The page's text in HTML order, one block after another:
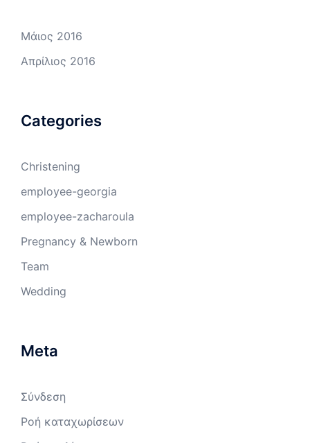
Μάιος 2016
Απρίλιος 2016
Categories
Christening
employee-georgia
employee-zacharoula
Pregnancy & Newborn
Team
Wedding
Meta
Σύνδεση
Ροή καταχωρίσεων